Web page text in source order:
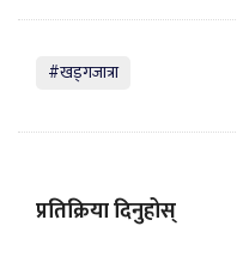
#खड्गजात्रा
प्रतिक्रिया दिनुहोस्